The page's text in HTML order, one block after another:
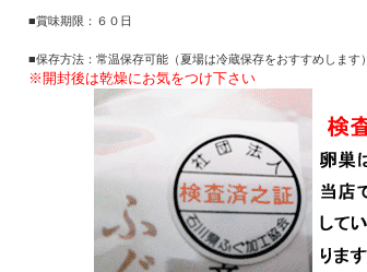
■賞味期限：６０日
■保存方法：常温保存可能（夏場は冷蔵保存をおすすめします）
※開封後は乾燥にお気をつけ下さい